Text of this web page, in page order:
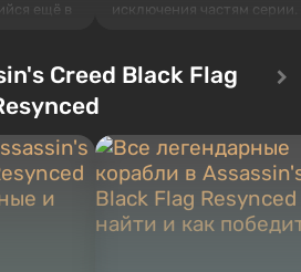
ещё в
Майкла,
исключения частям серии.
Оно же, по задумке
Vault-Tec, должно
Место действия Fallout...
Creed Black Flag